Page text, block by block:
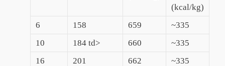
(kcal/kg)
6
158 659
~335
10
184 td> 660
~335
16
201 662 ~335